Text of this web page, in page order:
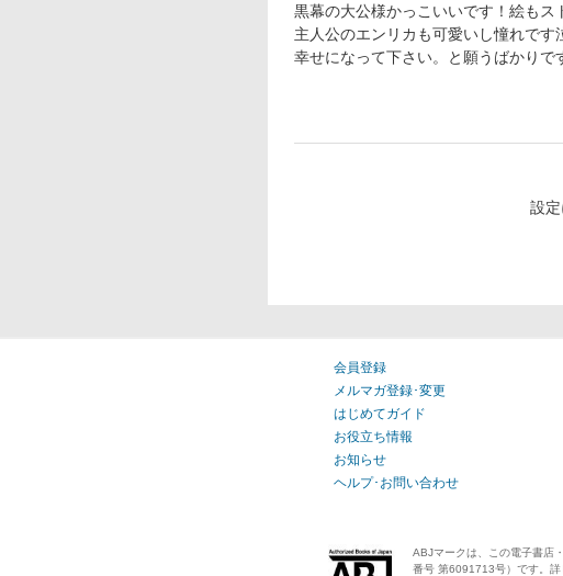
黒幕の大公様かっこいいです！絵もス
主人公のエンリカも可愛いし憧れで
幸せになって下さい。と願うばかりで
設
会員登録
メルマガ登録･変更
はじめてガイド
お役立ち情報
お知らせ
ヘルプ･お問い合わせ
ABJマークは、この電子書店
番号 第6091713号）です。詳